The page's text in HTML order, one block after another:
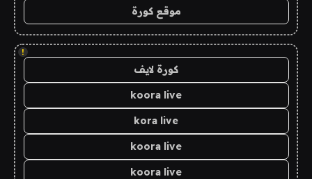
موقع كورة
!
كورة لايف
koora live
kora live
koora live
koora live